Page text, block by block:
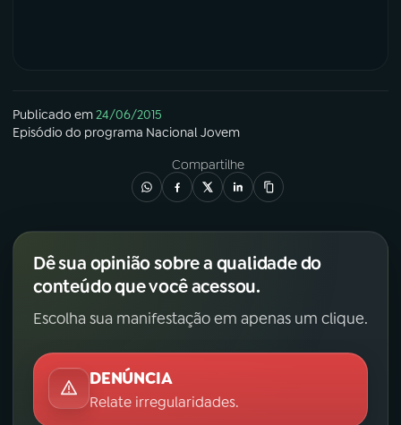
Publicado em24/06/2015
Episódio do programa Nacional Jovem
Compartilhe
Dê sua opinião sobre a qualidade do
conteúdo que você acessou.
Escolha sua manifestação em apenas um clique.
DENÚNCIA
Relate irregularidades.